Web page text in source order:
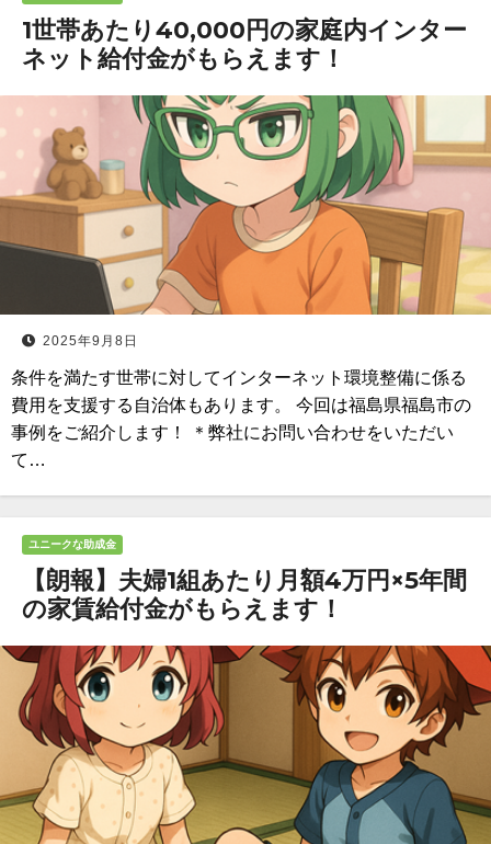
1世帯あたり40,000円の家庭内インター
ネット給付金がもらえます！
2025年9月8日
条件を満たす世帯に対してインターネット環境整備に係る
費用を支援する自治体もあります。 今回は福島県福島市の
事例をご紹介します！ ＊弊社にお問い合わせをいただい
て…
ユニークな助成金
【朗報】夫婦1組あたり月額4万円×5年間
の家賃給付金がもらえます！